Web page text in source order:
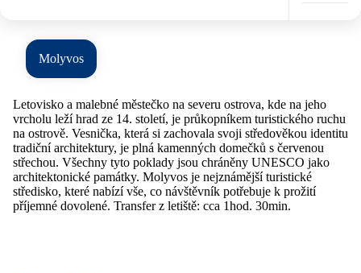
Molyvos
Letovisko a malebné městečko na severu ostrova, kde na jeho
vrcholu leží hrad ze 14. století, je průkopníkem turistického ruchu
na ostrově. Vesnička, která si zachovala svoji středověkou identitu
tradiční architektury, je plná kamenných domečků s červenou
střechou. Všechny tyto poklady jsou chráněny UNESCO jako
architektonické památky. Molyvos je nejznámější turistické
středisko, které nabízí vše, co návštěvník potřebuje k prožití
příjemné dovolené. Transfer z letiště: cca 1hod. 30min.